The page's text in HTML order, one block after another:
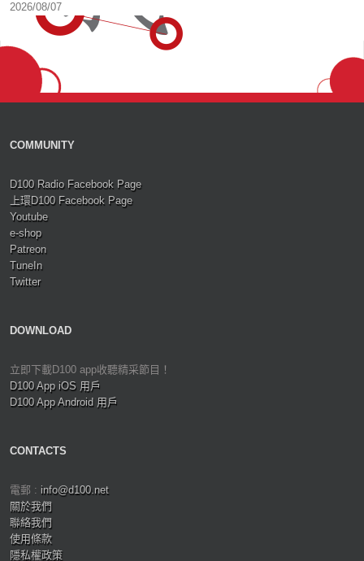
2026/08/07
COMMUNITY
D100 Radio Facebook Page
上環D100 Facebook Page
Youtube
e-shop
Patreon
TuneIn
Twitter
DOWNLOAD
立即下載D100 app收聽精采節目！
D100 App iOS 用戶
D100 App Android 用戶
CONTACTS
電郵 : info@d100.net
關於我們
聯絡我們
使用條款
隱私權政策